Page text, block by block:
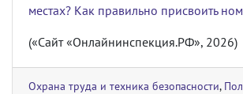
местах? Как правильно присвоить
(«Сайт «Онлайнинспекция.РФ», 2026)
Охрана труда и техника безопасности,